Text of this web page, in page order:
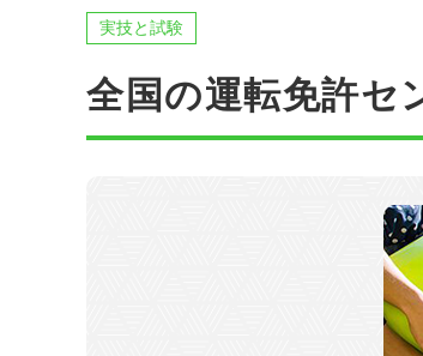
四国
実技と試験
全国の運転免許セ